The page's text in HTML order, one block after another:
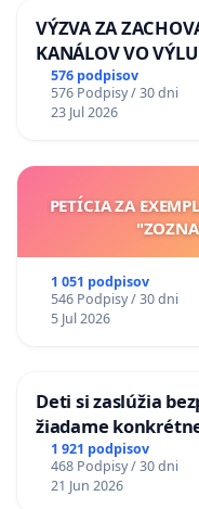
VÝZVA ZA
KANÁLOV VO
KONTROLOU
na riešenie
odvodňovacích
576 podpisov
576 Podpisy / 30 dni
23 Jul 2026
PETÍCIA ZA
1 051 podpisov
546 Podpisy / 30 dni
5 Jul 2026
Deti si zaslúžia
žiadame
situácie v školstve
1 921 podpisov
468 Podpisy / 30 dni
21 Jun 2026